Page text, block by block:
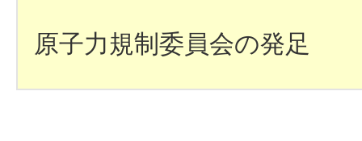
原子力規制委員会の発足